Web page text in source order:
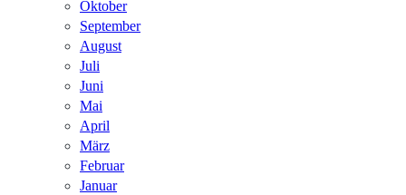
Oktober
September
August
Juli
Juni
Mai
April
März
Februar
Januar